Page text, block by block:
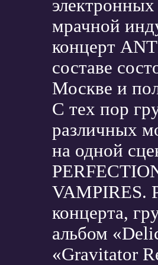
мрачной
концерт
составе
Москве и
С тех пор
различных
на одной
VAMPIRES.
концерта,
альбом
«Gravitator